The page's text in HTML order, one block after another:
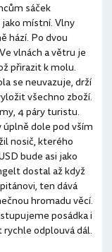
sáček
místní. Vlny
hází. Po dvou
vlnách a větru je
přirazit k molu.
se neuvazuje, drží
všechno zboží.
4 páry turistu.
dole pod vším
nosič, kterého
bude asi jako
dostal až když
ten dává
hromadu věcí.
posádka i
odplouvá dál.